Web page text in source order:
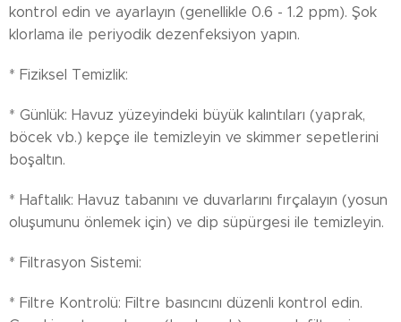
kontrol edin ve ayarlayın (genellikle 0.6 - 1.2 ppm). Şok
klorlama ile periyodik dezenfeksiyon yapın.
* Fiziksel Temizlik:
* Günlük: Havuz yüzeyindeki büyük kalıntıları (yaprak,
böcek vb.) kepçe ile temizleyin ve skimmer sepetlerini
boşaltın.
* Haftalık: Havuz tabanını ve duvarlarını fırçalayın (yosun
oluşumunu önlemek için) ve dip süpürgesi ile temizleyin.
* Filtrasyon Sistemi:
* Filtre Kontrolü: Filtre basıncını düzenli kontrol edin.